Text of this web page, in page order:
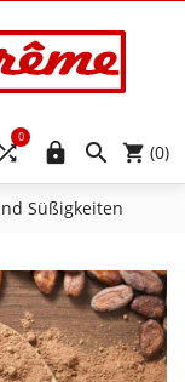
 (0)


0
Süßigkeiten